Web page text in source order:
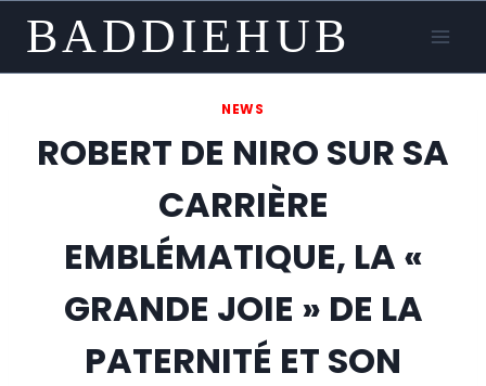
content
BADDIEHUB
NEWS
ROBERT DE NIRO SUR SA
CARRIÈRE
EMBLÉMATIQUE, LA «
GRANDE JOIE » DE LA
PATERNITÉ ET SON